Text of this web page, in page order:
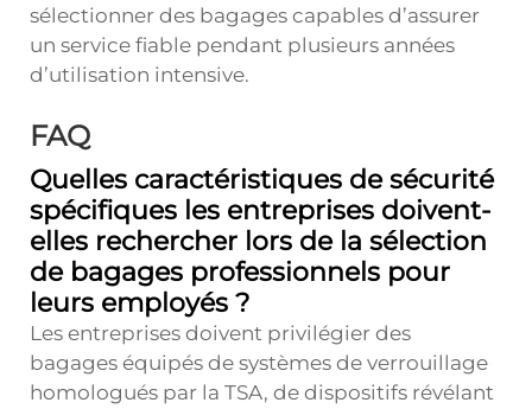
sélectionner des bagages capables d’assurer
un service fiable pendant plusieurs années
d’utilisation intensive.
FAQ
Quelles caractéristiques de sécurité
spécifiques les entreprises doivent-
elles rechercher lors de la sélection
de bagages professionnels pour
leurs employés ?
Les entreprises doivent privilégier des
bagages équipés de systèmes de verrouillage
homologués par la TSA, de dispositifs révélant